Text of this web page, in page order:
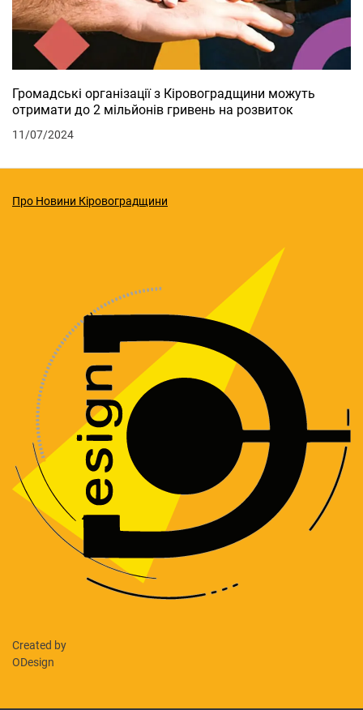
Громадські організації з Кіровоградщини можуть
отримати до 2 мільйонів гривень на розвиток
11/07/2024
Про Новини Кіровоградщини
Created by
ODesign